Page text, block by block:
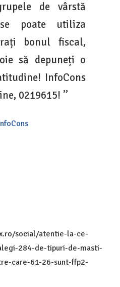
de vârstă
poate utiliza
bonul fiscal,
să depuneți o
InfoCons
0219615! ’’
social/atentie-la-ce-
284-de-tipuri-de-masti-
care-61-26-sunt-ffp2-